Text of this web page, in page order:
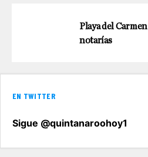
Playa del
notarías
EN TWITTER
Sigue @quintanaroohoy1